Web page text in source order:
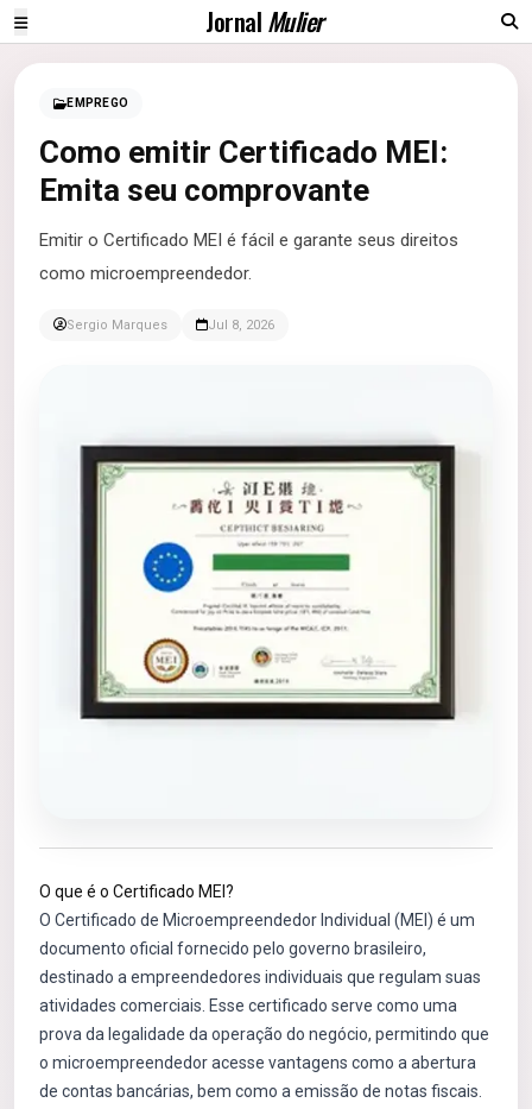
JornalMulier
EMPREGO
Como emitir Certificado MEI:
Emita seu comprovante
Emitir o Certificado MEI é fácil e garante seus direitos
como microempreendedor.
Sergio Marques Jul 8, 2026
O que é o Certificado MEI?
O Certificado de Microempreendedor Individual (MEI) é um
documento oficial fornecido pelo governo brasileiro,
destinado a empreendedores individuais que regulam suas
atividades comerciais. Esse certificado serve como uma
prova da legalidade da operação do negócio, permitindo que
o microempreendedor acesse vantagens como a abertura
de contas bancárias, bem como a emissão de notas fiscais.